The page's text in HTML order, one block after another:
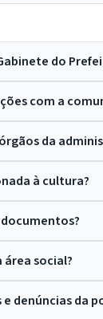
do
com a
da
à cultura?
social?
denúncias da